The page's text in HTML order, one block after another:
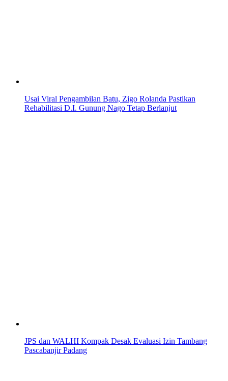
Usai Viral Pengambilan Batu, Zigo Rolanda Pastikan
Rehabilitasi D.I. Gunung Nago Tetap Berlanjut
JPS dan WALHI Kompak Desak Evaluasi Izin Tambang
Pascabanjir Padang